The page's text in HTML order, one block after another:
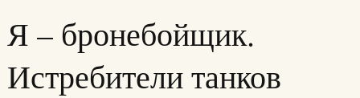
Я – бронебойщик.
Истребители танков